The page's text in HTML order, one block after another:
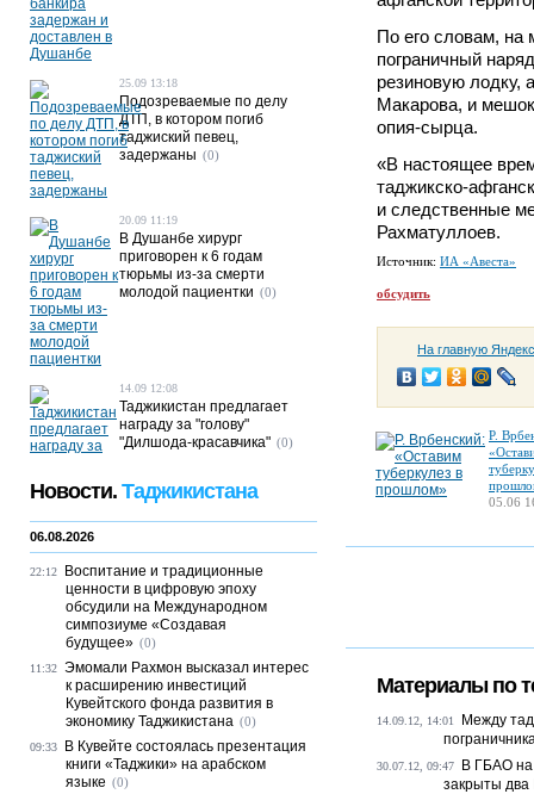
По его словам, на
пограничный
резиновую лодку,
Макарова, и
опия-сырца.
«В настоящее
таджикско-
и следственные
Рахматуллоев.
Источник: ИА «Авеста»
обсудить
На главную
Р.
05.06
Материалы по
14.09.12, 14:01
Между
30.07.12, 09:47
В ГБАО на
закрыты
25.09 13:18
Подозреваемые по делу
ДТП, в котором погиб
таджиский певец,
задержаны (0)
20.09 11:19
В Душанбе хирург
приговорен к 6 годам
тюрьмы из-за смерти
молодой пациентки (0)
14.09 12:08
Таджикистан предлагает
награду за "голову"
"Дилшода-красавчика" (0)
Новости. Таджикистана
06.08.2026
22:12
Воспитание и традиционные
ценности в цифровую эпоху
обсудили на Международном
симпозиуме «Создавая
будущее» (0)
11:32 Эмомали Рахмон высказал интерес
к расширению инвестиций
Кувейтского фонда развития в
экономику Таджикистана (0)
09:33
В Кувейте состоялась презентация
книги «Таджики» на арабском
языке (0)